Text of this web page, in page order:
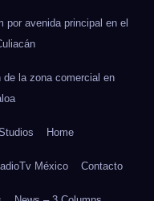
por avenida principal en el
la zona comercial en
Home
México Contacto